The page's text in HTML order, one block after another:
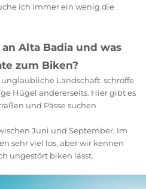
ich immer ein wenig die
Alta Badia und was
zum Biken?
Landschaft: schroffe
Hügel andererseits. Hier gibt es
und Pässe suchen
Juni und September. Im
sehr viel los, aber wir kennen
ungestört biken lässt.